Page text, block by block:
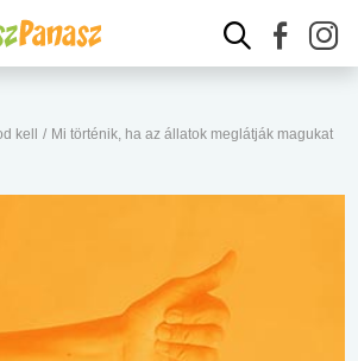
kell / Mi történik, ha az állatok meglátják magukat